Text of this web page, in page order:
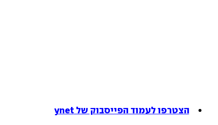
הצטרפו לעמוד הפייסבוק של ynet